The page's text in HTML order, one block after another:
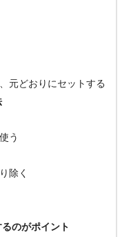
元どおりにセットする
う
除く
のがポイント